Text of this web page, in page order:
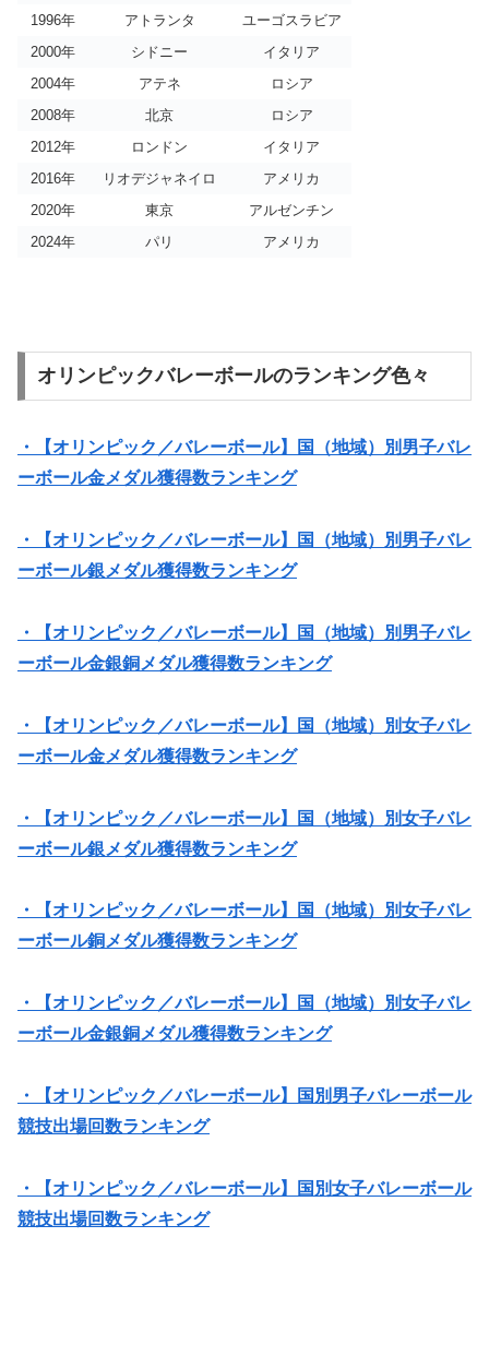
1996年
アトランタ
ユーゴスラビア
2000年
シドニー
イタリア
2004年
アテネ
ロシア
2008年
北京
ロシア
2012年
ロンドン
イタリア
2016年
リオデジャネイロ
アメリカ
2020年
東京
アルゼンチン
2024年
パリ アメリカ
オリンピックバレーボールのランキング色々
・【オリンピック／バレーボール】国（地域）別男子バレ
ーボール金メダル獲得数ランキング
・【オリンピック／バレーボール】国（地域）別男子バレ
ーボール銀メダル獲得数ランキング
・【オリンピック／バレーボール】国（地域）別男子バレ
ーボール金銀銅メダル獲得数ランキング
・【オリンピック／バレーボール】国（地域）別女子バレ
ーボール金メダル獲得数ランキング
・【オリンピック／バレーボール】国（地域）別女子バレ
ーボール銀メダル獲得数ランキング
・【オリンピック／バレーボール】国（地域）別女子バレ
ーボール銅メダル獲得数ランキング
・【オリンピック／バレーボール】国（地域）別女子バレ
ーボール金銀銅メダル獲得数ランキング
・【オリンピック／バレーボール】国別男子バレーボール
競技出場回数ランキング
・【オリンピック／バレーボール】国別女子バレーボール
競技出場回数ランキング